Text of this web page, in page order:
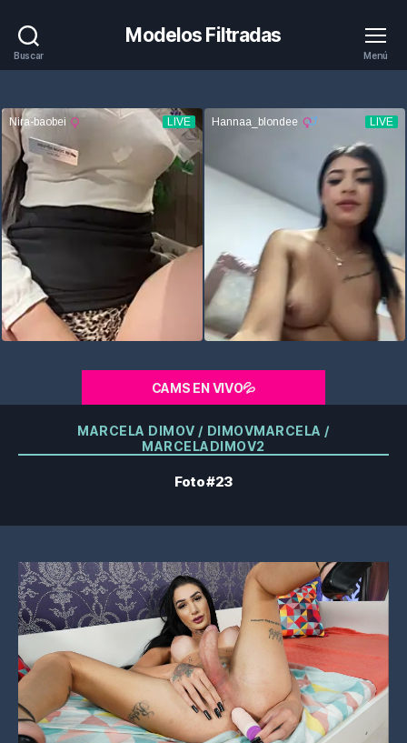
Buscar
Modelos Filtradas
Menú
CAMS EN VIVO💦
Categorías
MARCELA DIMOV / DIMOVMARCELA /
MARCELADIMOV2
Foto #23